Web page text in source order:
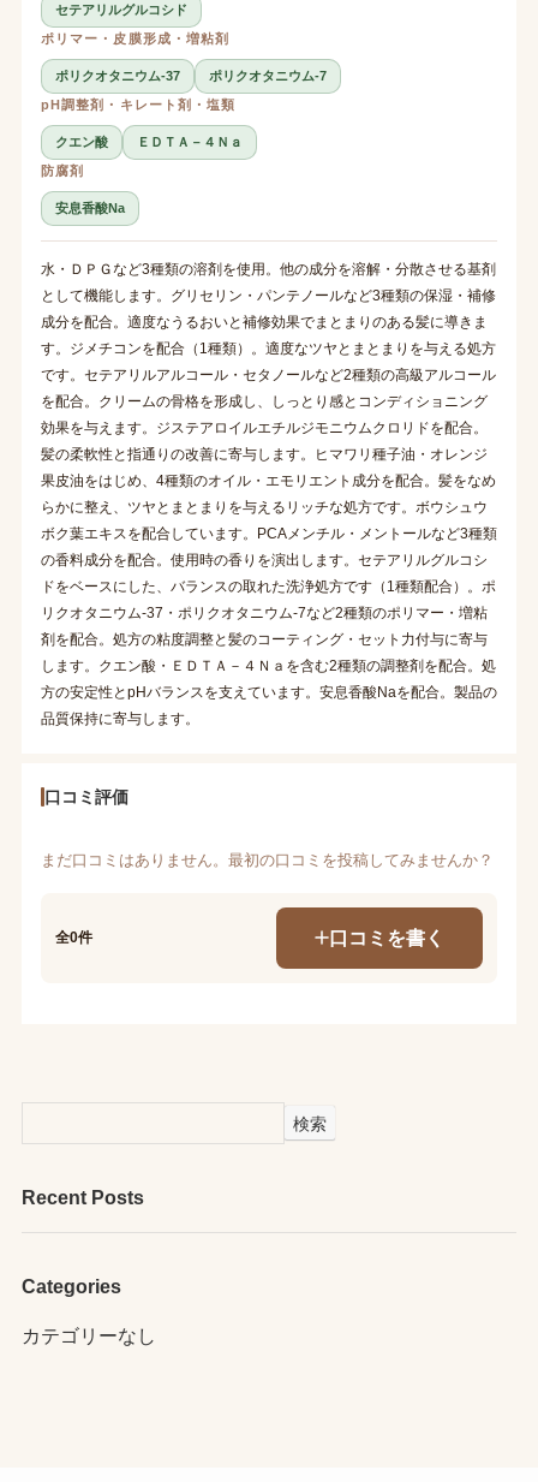
セテアリルグルコシド
ポリマー・皮膜形成・増粘剤
ポリクオタニウム-37
ポリクオタニウム-7
pH調整剤・キレート剤・塩類
クエン酸
ＥＤＴＡ－４Ｎａ
防腐剤
安息香酸Na
水・ＤＰＧなど3種類の溶剤を使用。他の成分を溶解・分散させる基剤
として機能します。グリセリン・パンテノールなど3種類の保湿・補修
成分を配合。適度なうるおいと補修効果でまとまりのある髪に導きま
す。ジメチコンを配合（1種類）。適度なツヤとまとまりを与える処方
です。セテアリルアルコール・セタノールなど2種類の高級アルコール
を配合。クリームの骨格を形成し、しっとり感とコンディショニング
効果を与えます。ジステアロイルエチルジモニウムクロリドを配合。
髪の柔軟性と指通りの改善に寄与します。ヒマワリ種子油・オレンジ
果皮油をはじめ、4種類のオイル・エモリエント成分を配合。髪をなめ
らかに整え、ツヤとまとまりを与えるリッチな処方です。ボウシュウ
ボク葉エキスを配合しています。PCAメンチル・メントールなど3種類
の香料成分を配合。使用時の香りを演出します。セテアリルグルコシ
ドをベースにした、バランスの取れた洗浄処方です（1種類配合）。ポ
リクオタニウム-37・ポリクオタニウム-7など2種類のポリマー・増粘
剤を配合。処方の粘度調整と髪のコーティング・セット力付与に寄与
します。クエン酸・ＥＤＴＡ－４Ｎａを含む2種類の調整剤を配合。処
方の安定性とpHバランスを支えています。安息香酸Naを配合。製品の
品質保持に寄与します。
口コミ評価
まだ口コミはありません。最初の口コミを投稿してみませんか？
全0件 口コミを書く
検索
Recent Posts
Categories
カテゴリーなし